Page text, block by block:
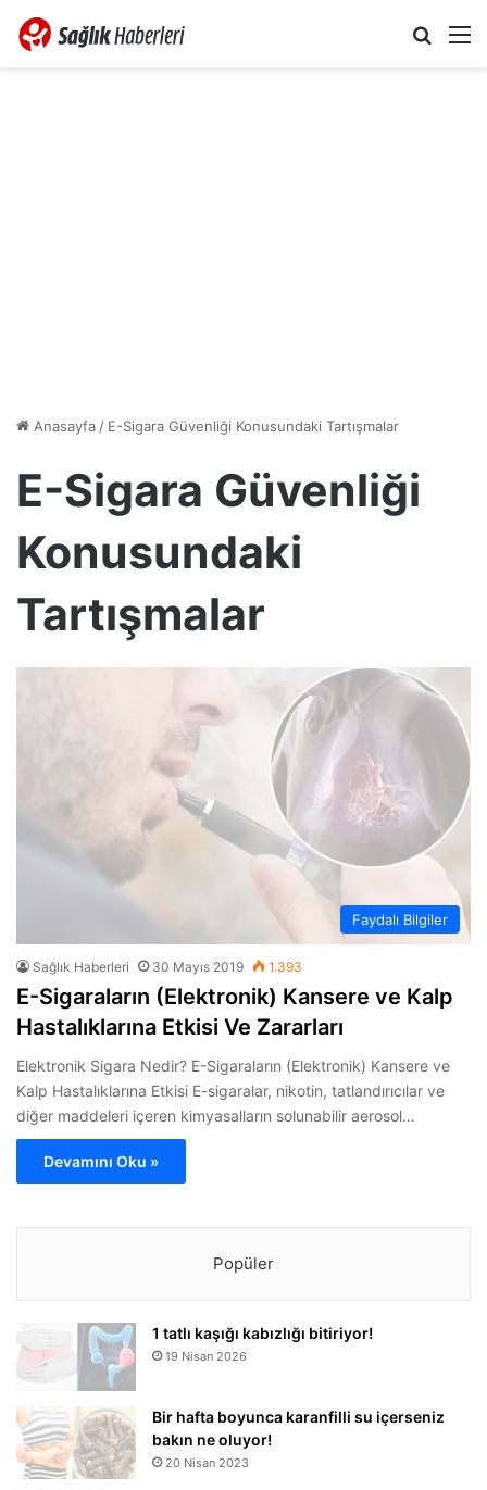
Anasayfa/ E-Sigara Güvenliği Konusundaki Tartışmalar
E-Sigara Güvenliği
Konusundaki
Tartışmalar
Faydalı Bilgiler
Sağlık Haberleri 30 Mayıs 2019 1.393
E-Sigaraların (Elektronik) Kansere ve Kalp
Hastalıklarına Etkisi Ve Zararları
Elektronik Sigara Nedir? E-Sigaraların (Elektronik) Kansere ve
Kalp Hastalıklarına Etkisi E-sigaralar, nikotin, tatlandırıcılar ve
diğer maddeleri içeren kimyasalların solunabilir aerosol…
Devamını Oku »
Popüler
1 tatlı kaşığı kabızlığı bitiriyor!
19 Nisan 2026
Bir hafta boyunca karanfilli su içerseniz
bakın ne oluyor!
20 Nisan 2023